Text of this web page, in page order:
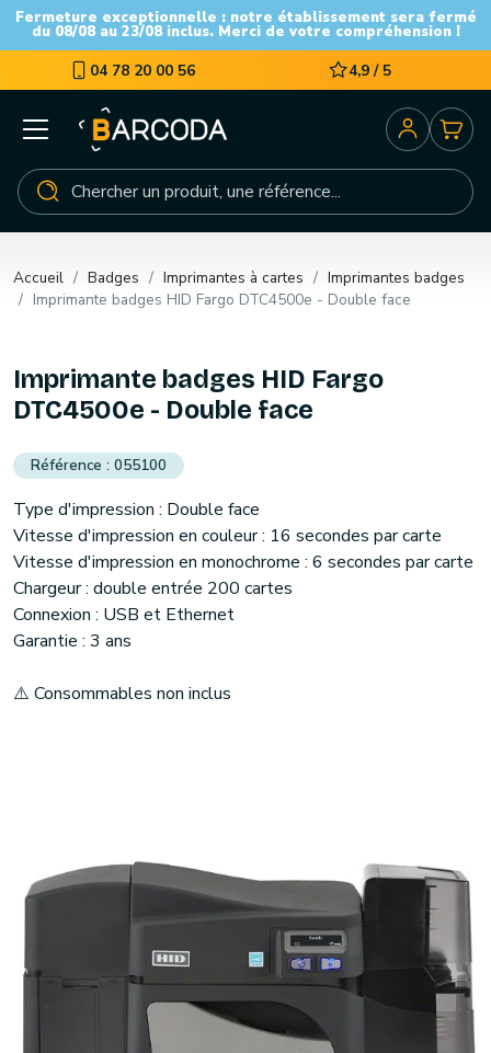
Fermeture exceptionnelle : notre établissement sera fermé
du 08/08 au 23/08 inclus. Merci de votre compréhension !
04 78 20 00 56 4,9 / 5
Accueil Badges Imprimantes à cartes
Imprimantes badges
Imprimante badges HID Fargo DTC4500e - Double face
Imprimante badges HID Fargo
DTC4500e - Double face
055100
Type d'impression : Double face
Vitesse d'impression en couleur : 16 secondes par carte
Vitesse d'impression en monochrome : 6 secondes par carte
Chargeur : double entrée 200 cartes
Connexion : USB et Ethernet
Garantie : 3 ans
⚠️ Consommables non inclus